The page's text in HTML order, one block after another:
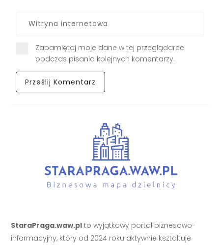
Zapamiętaj moje dane w tej przeglądarce
podczas pisania kolejnych komentarzy.
StaraPraga.waw.pl to wyjątkowy portal biznesowo-
informacyjny, który od 2024 roku aktywnie kształtuje